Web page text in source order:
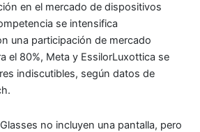
en el mercado de dispositivos
se intensifica
una participación de mercado
el 80%, Meta y EssilorLuxottica se
indiscutibles, según datos de
no incluyen una pantalla, pero